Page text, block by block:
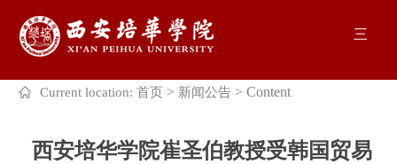
三
Current location: 首页 > 新闻公告 > Content
西安培华学院崔圣伯教授受韩国贸易